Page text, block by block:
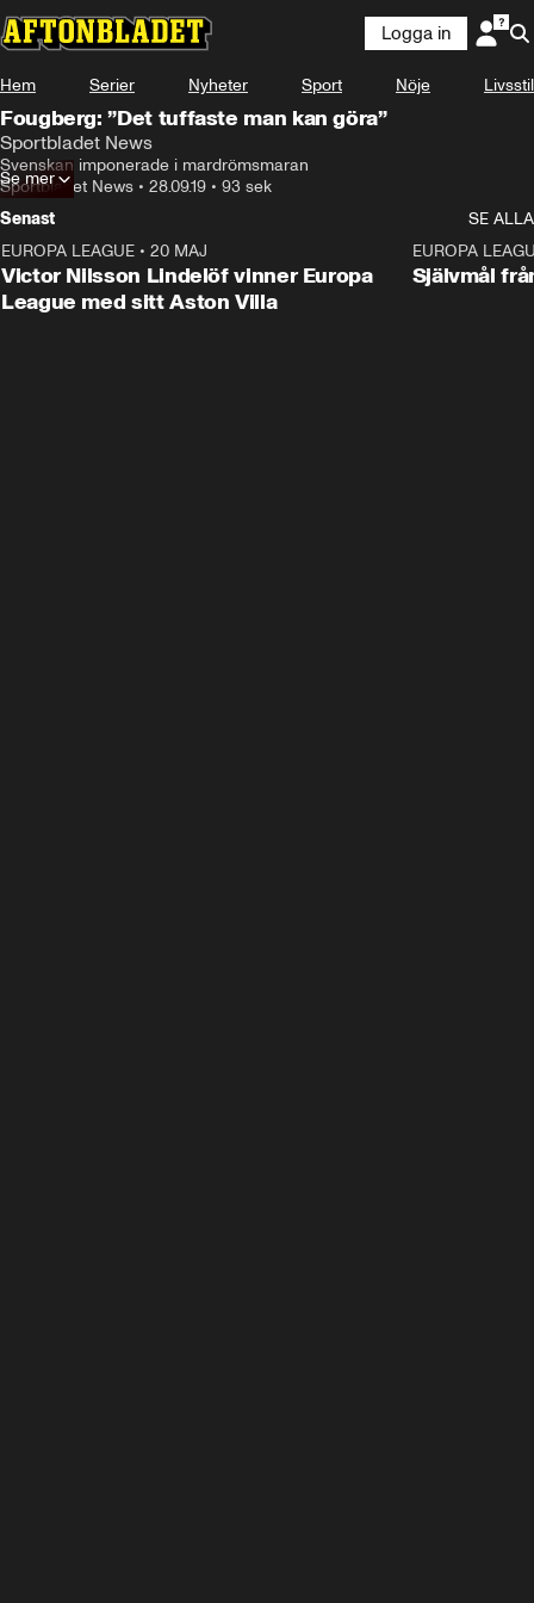
Logga in
Hem Serier Nyheter Sport Nöje Livsstil
Fougberg: ”Det tuffaste man kan göra”
Sportbladet News
Svenskan imponerade i mardrömsmaran
Sportbladet News • 28.09.19 • 93 sek
Se mer
Senast
SE ALLA
EUROPA LEAGUE • 20 MAJ
Victor Nilsson Lindelöf vinner Europa
League med sitt Aston Villa
EUROPA
Självmål